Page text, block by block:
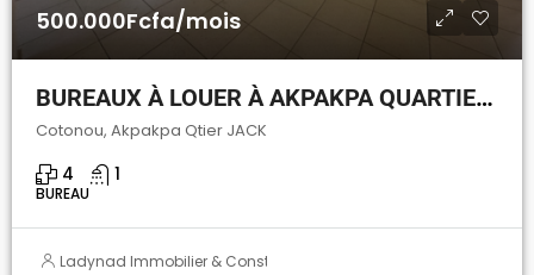
500.000Fcfa/mois
BUREAUX À LOUER À AKPAKPA QUARTIER JACK
Cotonou, Akpakpa Qtier JACK
4 1
BUREAU
Ladynad Immobilier & Construction